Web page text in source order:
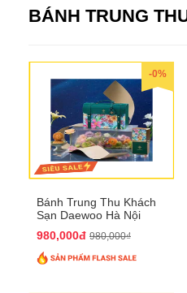
BÁNH TRUNG
-0%
Bánh Trung Thu Khách
Sạn Daewoo Hà Nội
QTTT30
980,000đ 980,000₫